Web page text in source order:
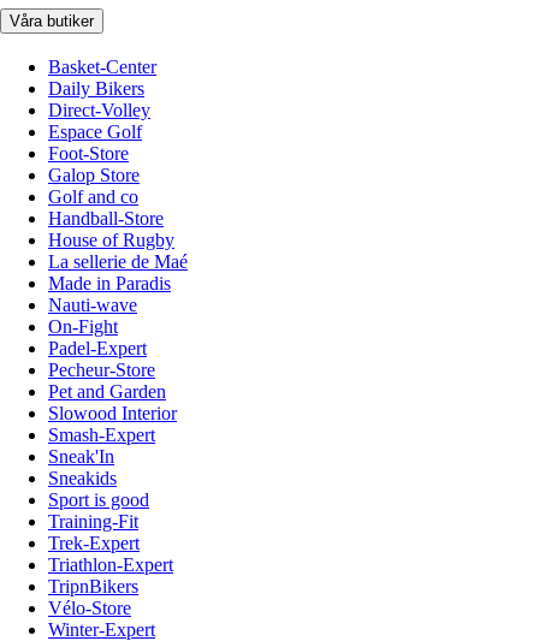
Våra butiker
Basket-Center
Daily Bikers
Direct-Volley
Espace Golf
Foot-Store
Galop Store
Golf and co
Handball-Store
House of Rugby
La sellerie de Maé
Made in Paradis
Nauti-wave
On-Fight
Padel-Expert
Pecheur-Store
Pet and Garden
Slowood Interior
Smash-Expert
Sneak'In
Sneakids
Sport is good
Training-Fit
Trek-Expert
Triathlon-Expert
TripnBikers
Vélo-Store
Winter-Expert